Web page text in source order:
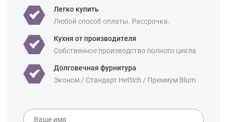
Уточнение по
Массив дуба
Легко купить
Любой способ оплаты. Рассрочка.
Кухня от производителя
Собственное производство полного цикла
Долговечная фурнитура
Эконом / Стандарт Hettich / Премиум Blum